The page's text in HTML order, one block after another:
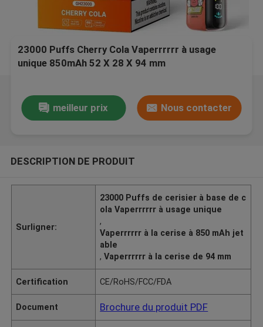
23000 Puffs Cherry Cola Vaperrrrrr à usage
unique 850mAh 52 X 28 X 94 mm
meilleur prix Nous contacter
DESCRIPTION DE PRODUIT
Surligner:
23000 Puffs de cerisier à base de c
ola Vaperrrrrr à usage unique
,
Vaperrrrrr à la cerise à 850 mAh jet
able
,Vaperrrrrr à la cerise de 94 mm
Certification CE/RoHS/FCC/FDA
Document Brochure du produit PDF